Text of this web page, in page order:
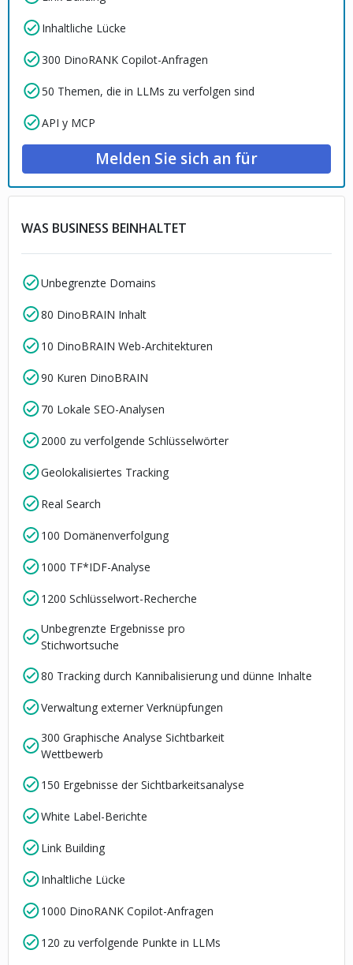
Inhaltliche Lücke
300 DinoRANK Copilot-Anfragen
50 Themen, die in LLMs zu verfolgen sind
API y MCP
Melden Sie sich an für
WAS BUSINESS BEINHALTET
Unbegrenzte Domains
80 DinoBRAIN Inhalt
10 DinoBRAIN Web-Architekturen
90 Kuren DinoBRAIN
70 Lokale SEO-Analysen
2000 zu verfolgende Schlüsselwörter
Geolokalisiertes Tracking
Real Search
100 Domänenverfolgung
1000 TF*IDF-Analyse
1200 Schlüsselwort-Recherche
Unbegrenzte Ergebnisse pro
Stichwortsuche
80 Tracking durch Kannibalisierung und dünne Inhalte
Verwaltung externer Verknüpfungen
300 Graphische Analyse Sichtbarkeit
Wettbewerb
150 Ergebnisse der Sichtbarkeitsanalyse
White Label-Berichte
Link Building
Inhaltliche Lücke
1000 DinoRANK Copilot-Anfragen
120 zu verfolgende Punkte in LLMs